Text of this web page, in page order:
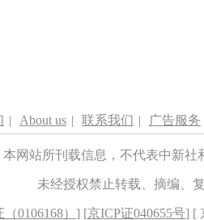
| About us | 联系我们 | 广告服务
本网站所刊载信息，不代表中新
未经授权禁止转载、摘编、
0106168） ] [京ICP证040655号] [